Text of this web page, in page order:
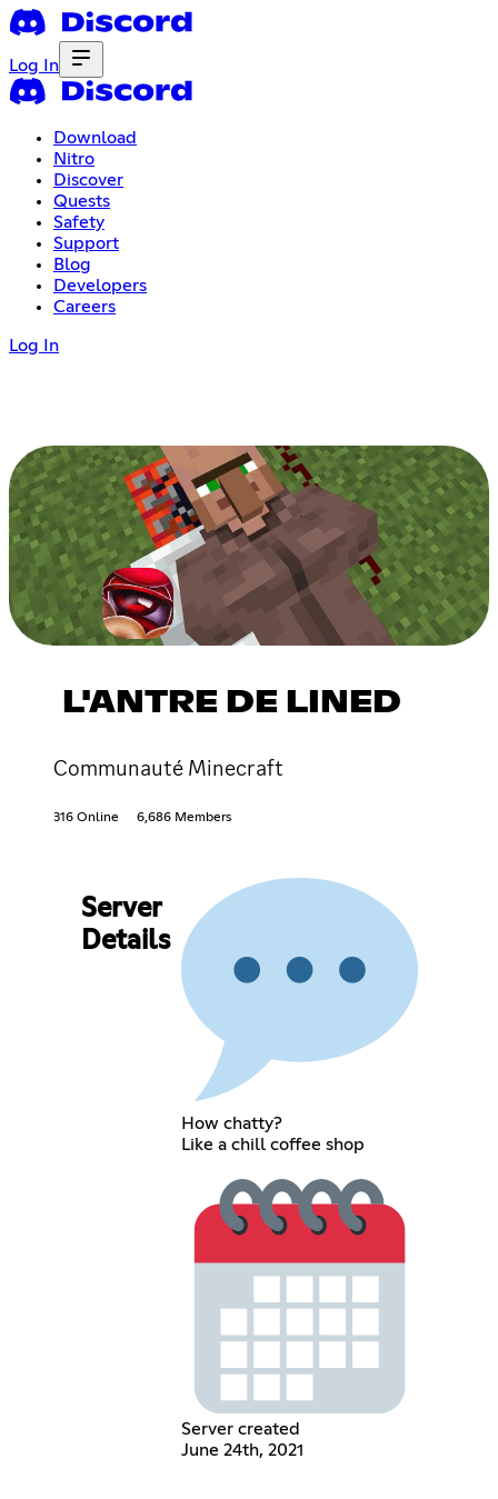
Log In
Download
Nitro
Discover
Quests
Safety
Support
Blog
Developers
Careers
Log In
L'ANTRE DE LINED
Communauté Minecraft
316 Online 6,686 Members
Server
Details
How chatty?
Like a chill coffee shop
Server created
June 24th, 2021